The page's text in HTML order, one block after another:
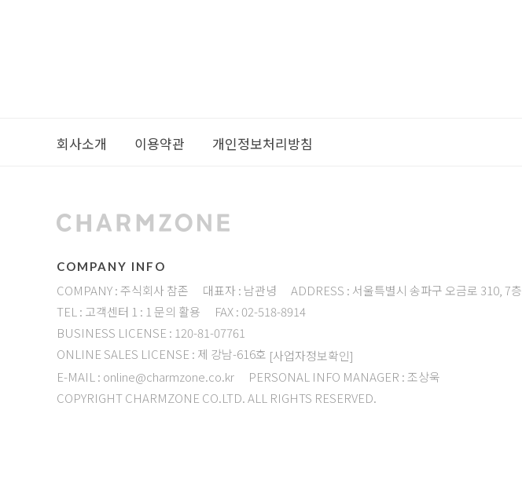
회사소개 이용약관 개인정보처리방침
COMPANY INFO
COMPANY : 주식회사 참존 대표자 : 남관녕
ADDRESS : 서울특별시 송파구 오금로 310, 7층
TEL : 고객센터 1 : 1 문의 활용
FAX : 02-518-8914
BUSINESS LICENSE : 120-81-07761
ONLINE SALES LICENSE : 제 강남-616호 [사업자정보확인]
E-MAIL : online@charmzone.co.kr
PERSONAL INFO MANAGER : 조상욱
COPYRIGHT CHARMZONE CO.LTD. ALL RIGHTS RESERVED.